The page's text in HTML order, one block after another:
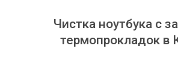
Чистка ноутбука с
термопрокладок в